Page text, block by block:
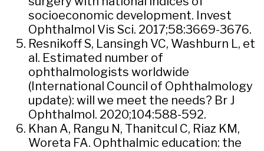
socioeconomic development. Invest
Ophthalmol Vis Sci. 2017;58:3669-3676.
Resnikoff S, Lansingh VC, Washburn L, et
al. Estimated number of
ophthalmologists worldwide
(International Council of Ophthalmology
update): will we meet the needs? Br J
Ophthalmol. 2020;104:588-592.
Khan A, Rangu N, Thanitcul C, Riaz KM,
Woreta FA. Ophthalmic education: the